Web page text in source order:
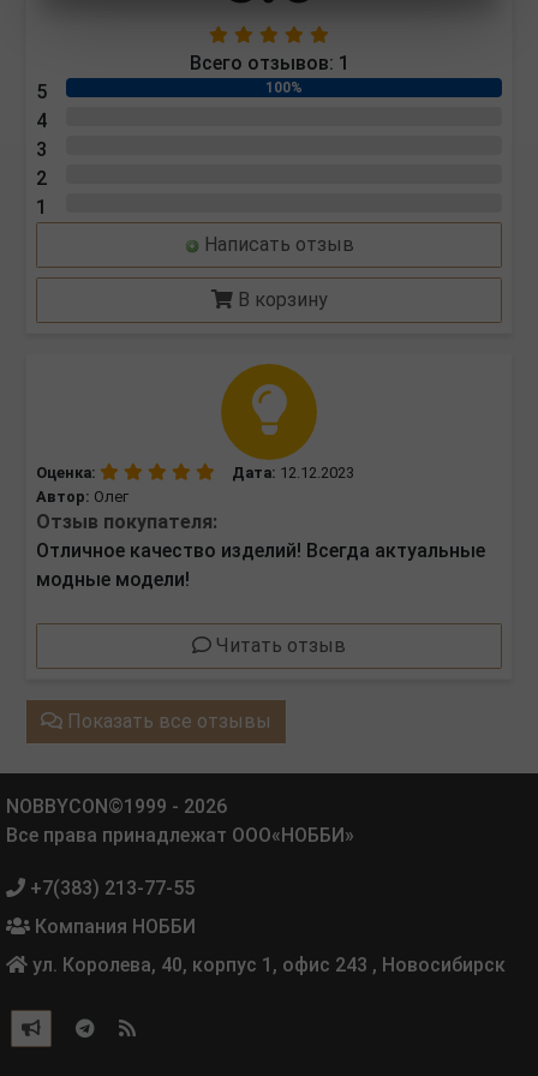
Всего отзывов: 1
5
100%
4
3
2
1
Написать отзыв
В корзину
Оценка: Дата: 12.12.2023
Автор: Олег
Отзыв покупателя:
Отличное качество изделий! Всегда актуальные
модные модели!
Читать отзыв
Показать все отзывы
NOBBYCON©1999 - 2026
Все права принадлежат ООО«НОББИ»
+7(383) 213-77-55
Компания НОББИ
ул. Королева, 40, корпус 1, офис 243 , Новосибирск